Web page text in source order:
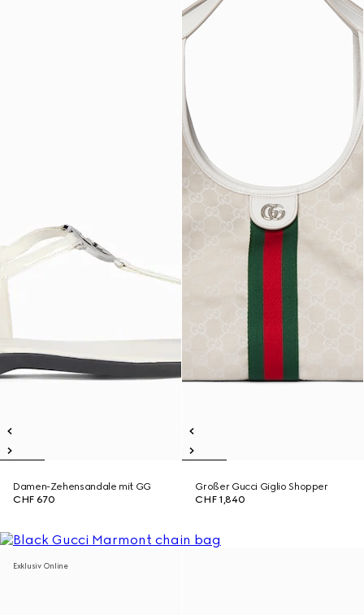
Damen-Zehensandale mit GG
CHF 670
Großer Gucci Giglio Shopper
CHF 1,840
Exklusiv Online